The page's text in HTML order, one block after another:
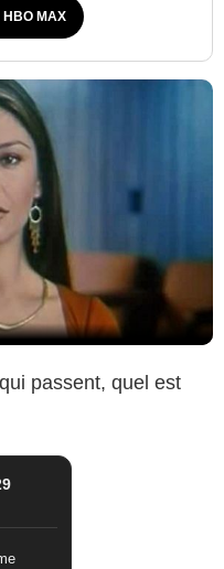
HBO MAX
passent, quel est